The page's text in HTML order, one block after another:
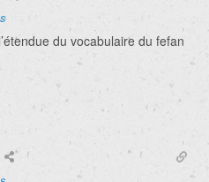
du vocabulaire du fefan